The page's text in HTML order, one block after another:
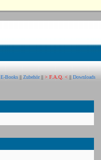
E-Books || Zubehör|| > F.A.Q. < || Downloads